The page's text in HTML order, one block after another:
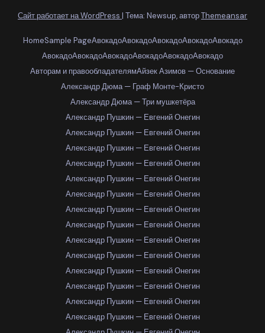
Сайт работает на WordPress | Тема: Newsup, авторThemeansar
HomeSample PageАвокадоАвокадоАвокадоАвокадоАвокадо
АвокадоАвокадоАвокадоАвокадоАвокадоАвокадо
Авторам и правообладателямАйзек Азимов — Основание
Александр Дюма — Граф Монте-Кристо
Александр Дюма — Три мушкетёра
Александр Пушкин — Евгений Онегин
Александр Пушкин — Евгений Онегин
Александр Пушкин — Евгений Онегин
Александр Пушкин — Евгений Онегин
Александр Пушкин — Евгений Онегин
Александр Пушкин — Евгений Онегин
Александр Пушкин — Евгений Онегин
Александр Пушкин — Евгений Онегин
Александр Пушкин — Евгений Онегин
Александр Пушкин — Евгений Онегин
Александр Пушкин — Евгений Онегин
Александр Пушкин — Евгений Онегин
Александр Пушкин — Евгений Онегин
Александр Пушкин — Евгений Онегин